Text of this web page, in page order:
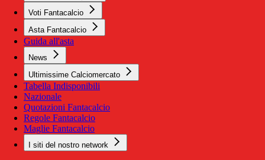
Voti Fantacalcio
Asta Fantacalcio
Guida all'asta
News
Ultimissime Calciomercato
Tabella Indisponibili
Nazionale
Quotazioni Fantacalcio
Regole Fantacalcio
Maglie Fantacalcio
I siti del nostro network